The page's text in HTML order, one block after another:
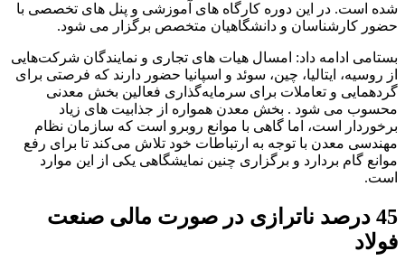
شده است. در این دوره کارگاه های آموزشی و پنل های تخصصی با
حضور کارشناسان و دانشگاهیان متخصص برگزار می شود.
بستامی ادامه داد: امسال هیات های تجاری و نمایندگان شرکت‌هایی
از روسیه، ایتالیا، چین، سوئد و اسپانیا حضور دارند که فرصتی برای
گردهمایی و تعاملات برای سرمایه‌گذاری فعالین بخش معدنی
محسوب می شود . بخش معدن همواره از جذابیت های زیاد
برخوردار است، اما گاهی با موانع روبرو است که سازمان نظام
مهندسی معدن با توجه به ارتباطات خود تلاش می‌کند تا برای رفع
موانع گام بردارد و برگزاری چنین نمایشگاهی یکی از این موارد
است.
45 درصد ناترازی در صورت مالی صنعت
فولاد